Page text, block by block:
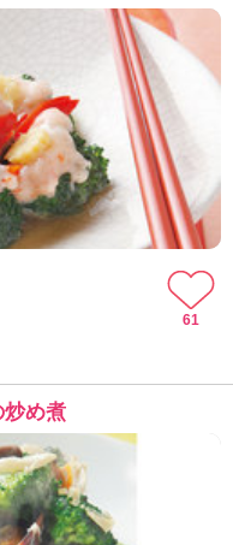
61
炒め煮